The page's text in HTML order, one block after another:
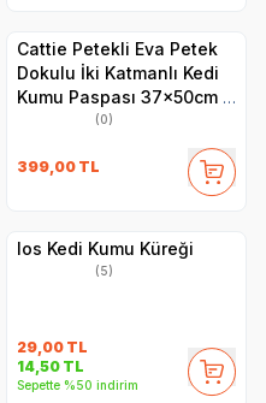
Cattie Petekli Eva Petek
Dokulu İki Katmanlı Kedi
Kumu Paspası 37x50cm -
(0)
399,00 TL
Ios Kedi Kumu Küreği
(5)
29,00 TL
14,50 TL
Sepette %50 indirim